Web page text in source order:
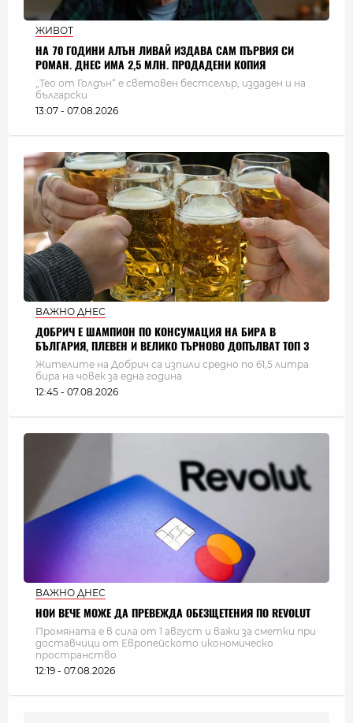
ЖИВОТ
НА 70 ГОДИНИ АЛЪН ЛИВАЙ ИЗДАВА САМ ПЪРВИЯ СИ
РОМАН. ДНЕС ИМА 2,5 МЛН. ПРОДАДЕНИ КОПИЯ
„Тео от Голдън“ е световен бестселър, издаден и на
български
13:07 - 07.08.2026
ВАЖНО ДНЕС
ДОБРИЧ Е ШАМПИОН ПО КОНСУМАЦИЯ НА БИРА В
БЪЛГАРИЯ, ПЛЕВЕН И ВЕЛИКО ТЪРНОВО ДОПЪЛВАТ ТОП 3
Жителите на Добрич са изпили средно по 61,5 литра
бира на човек за една година
12:45 - 07.08.2026
ВАЖНО ДНЕС
НОИ ВЕЧЕ МОЖЕ ДА ПРЕВЕЖДА ОБЕЗЩЕТЕНИЯ ПО REVOLUT
Промяната е в сила от 1 август и важи за сметки при
доставчици от Европейското икономическо
пространство
12:19 - 07.08.2026